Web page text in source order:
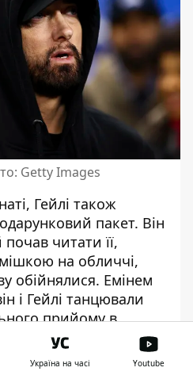
Getty Images
Гейлі також
пакет. Він
почав читати її,
на обличчі,
обійнялися. Емінем
і Гейлі танцювали
прийому в
повітрі.
музиканта
Україна на часі Youtube